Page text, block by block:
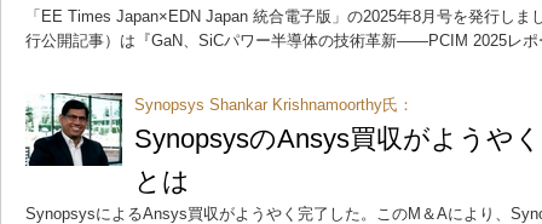
「EE Times Japan×EDN Japan 統合電子版」の2025年8月号を発行し
行公開記事）は『GaN、SiCパワー半導体の技術革新――PCIM 2025レポ
Synopsys Shankar Krishnamoorthy氏：
SynopsysのAnsys買収がようや
とは
SynopsysによるAnsys買収がようやく完了した。このM＆Aにより、